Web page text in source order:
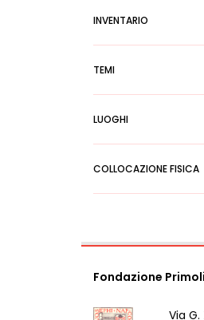
INVENTARIO
TEMI
LUOGHI
COLLOCAZIONE FISICA
Fondazione Primoli
Via G.